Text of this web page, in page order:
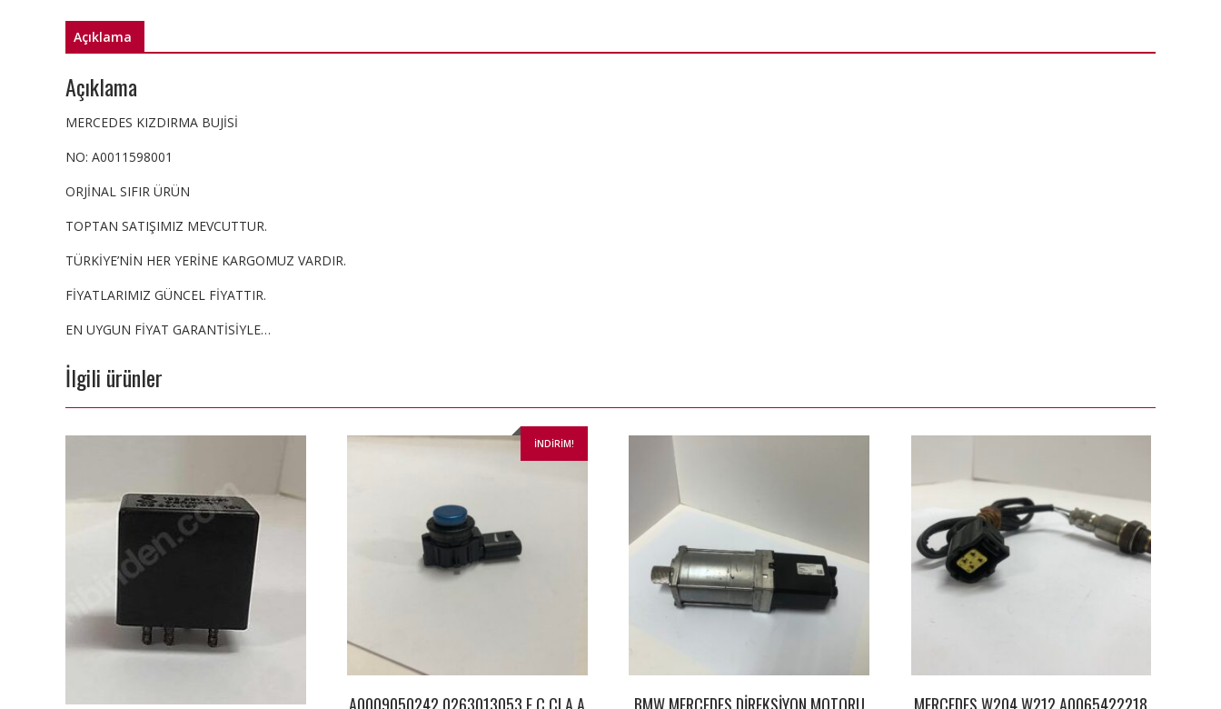
Açıklama
Açıklama
MERCEDES KIZDIRMA BUJİSİ
NO: A0011598001
ORJİNAL SIFIR ÜRÜN
TOPTAN SATIŞIMIZ MEVCUTTUR.
TÜRKİYE’NİN HER YERİNE KARGOMUZ VARDIR.
FİYATLARIMIZ GÜNCEL FİYATTIR.
EN UYGUN FİYAT GARANTİSİYLE…
İlgili ürünler
İNDIRIM!